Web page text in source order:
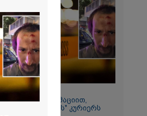
/ 07-08-2026
ინფორმაციით,
"გლოვოს" კურიერს